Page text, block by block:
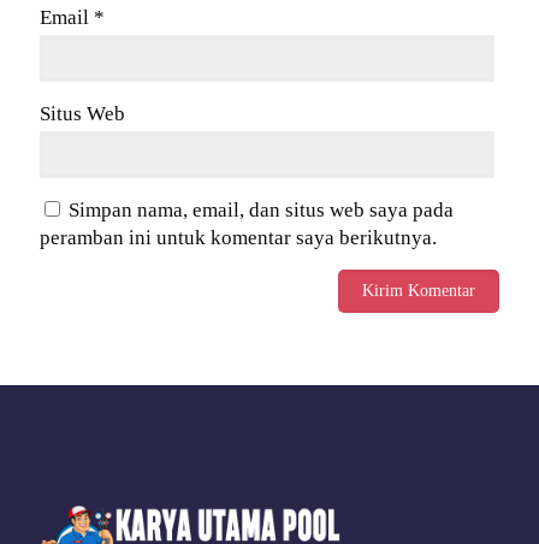
Email *
Situs Web
Simpan nama, email, dan situs web saya pada
peramban ini untuk komentar saya berikutnya.